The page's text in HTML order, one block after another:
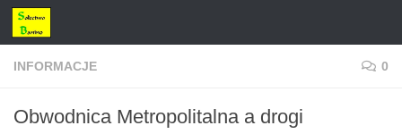
Przejdź do treści
INFORMACJE 0
Obwodnica Metropolitalna a drogi